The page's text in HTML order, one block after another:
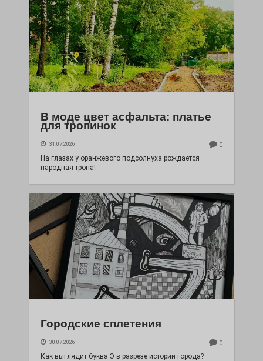
В моде цвет асфальта: платье
для тропинок
31.07.2026 0
На глазах у оранжевого подсолнуха рождается
народная тропа!
Городские сплетения
30.07.2026 0
Как выглядит буква Э в разрезе истории города?